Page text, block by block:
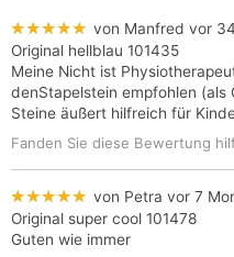
★★★★★ von Manfred vor
Original hellblau 101435
Meine Nicht ist
denStapelstein empfohlen (als
Steine äußert hilfreich für
Fanden Sie diese Bewertung
★★★★★ von Petra vor 7
Original super cool 101478
Guten wie immer